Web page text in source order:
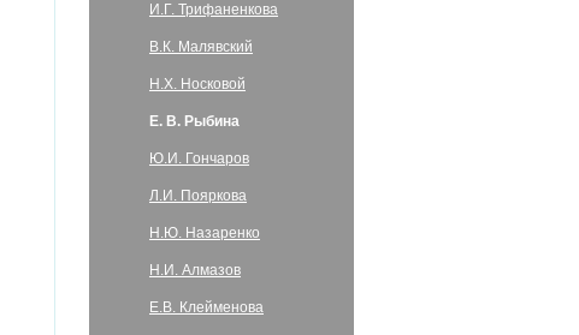
И.Г. Трифаненкова
В.К. Малявский
Н.Х. Носковой
Е. В. Рыбина
Ю.И. Гончаров
Л.И. Пояркова
Н.Ю. Назаренко
Н.И. Алмазов
Е.В. Клейменова